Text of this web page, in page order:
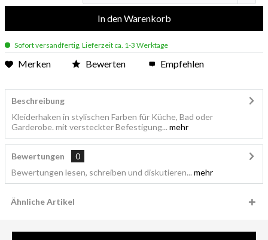
In denWarenkorb
Sofort versandfertig, Lieferzeit ca. 1-3 Werktage
Merken Bewerten Empfehlen
Beschreibung
Kleiderhaken in stylischen Farben für Küche, Bad oder
Garderobe. mit versteckter Befestigung... mehr
Bewertungen
0
Bewertungen lesen, schreiben und diskutieren... mehr
Ähnliche Artikel